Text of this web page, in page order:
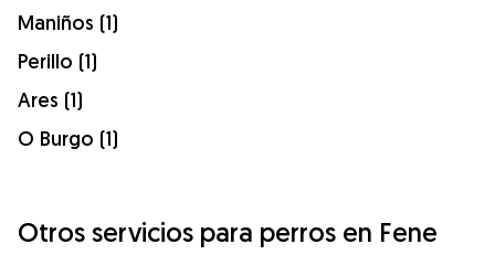
Maniños (1)
Perillo (1)
Ares (1)
O Burgo (1)
Otros servicios para perros en Fene